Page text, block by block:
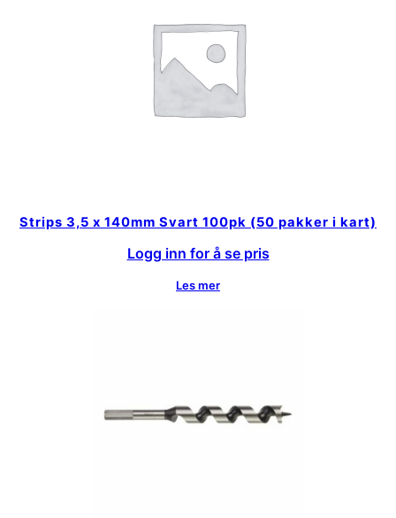
Strips 3,5 x 140mm Svart 100pk (50 pakker i kart)
Logg inn for å se pris
Les mer